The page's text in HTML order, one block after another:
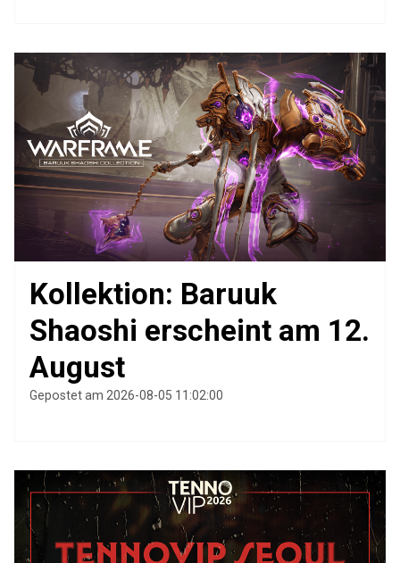
Kollektion: Baruuk
Shaoshi erscheint am 12.
August
Gepostet am 2026-08-05 11:02:00